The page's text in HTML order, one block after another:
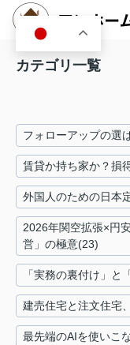
カテゴリ一覧
フォローアップの選
賃貸か持ち家か？損
外国人のための日本
2026年関空拡張×円
営」の極意(23)
「実務の裏付け」と
建売住宅と注文住宅
最先端のAIを使いこ